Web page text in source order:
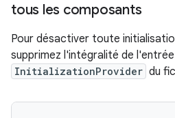
tous les composants
Pour désactiver toute
supprimez l'intégralité de
InitializationProvider du